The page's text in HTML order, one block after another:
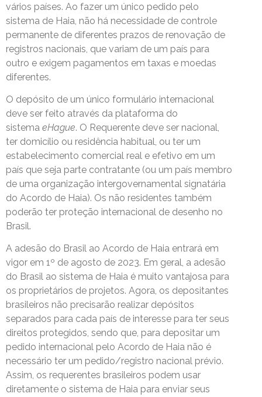
vários países. Ao fazer um único pedido pelo
sistema de Haia, não há necessidade de controle
permanente de diferentes prazos de renovação de
registros nacionais, que variam de um país para
outro e exigem pagamentos em taxas e moedas
diferentes.
O depósito de um único formulário internacional
deve ser feito através da plataforma do
sistema eHague. O Requerente deve ser nacional,
ter domicílio ou residência habitual, ou ter um
estabelecimento comercial real e efetivo em um
país que seja parte contratante (ou um país membro
de uma organização intergovernamental signatária
do Acordo de Haia). Os não residentes também
poderão ter proteção internacional de desenho no
Brasil.
A adesão do Brasil ao Acordo de Haia entrará em
vigor em 1º de agosto de 2023. Em geral, a adesão
do Brasil ao sistema de Haia é muito vantajosa para
os proprietários de projetos. Agora, os depositantes
brasileiros não precisarão realizar depósitos
separados para cada país de interesse para ter seus
direitos protegidos, sendo que, para depositar um
pedido internacional pelo Acordo de Haia não é
necessário ter um pedido/registro nacional prévio.
Assim, os requerentes brasileiros podem usar
diretamente o sistema de Haia para enviar seus